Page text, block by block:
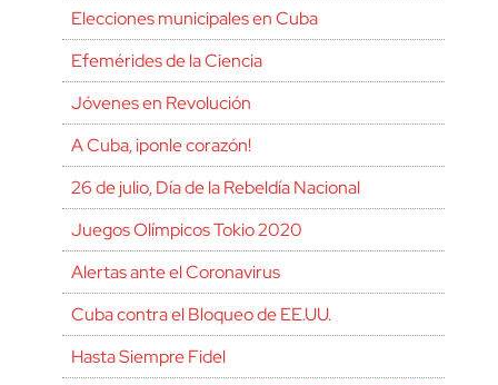
Elecciones municipales en Cuba
Efemérides de la Ciencia
Jóvenes en Revolución
A Cuba, ¡ponle corazón!
26 de julio, Día de la Rebeldía Nacional
Juegos Olímpicos Tokio 2020
Alertas ante el Coronavirus
Cuba contra el Bloqueo de EE.UU.
Hasta Siempre Fidel